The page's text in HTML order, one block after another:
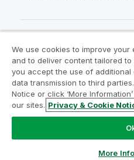
Qlik
Contratti
Termini del
Legal Policies
Note
Termini di utilizzo
Copyright © 1993-2026
We use cookies to improve
and to deliver content tailored to
you accept the use of additional
data transmission to third
Notice or click ‘More
our sites. Privacy & Cookie
More